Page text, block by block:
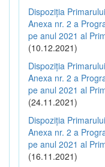
Dispoziția
Anexa nr. 2 a
pe anul 2021 al
(10.12.2021)
Dispoziția
Anexa nr. 2 a
pe anul 2021 al
(24.11.2021)
Dispoziția
Anexa nr. 2 a
pe anul 2021 al
(16.11.2021)